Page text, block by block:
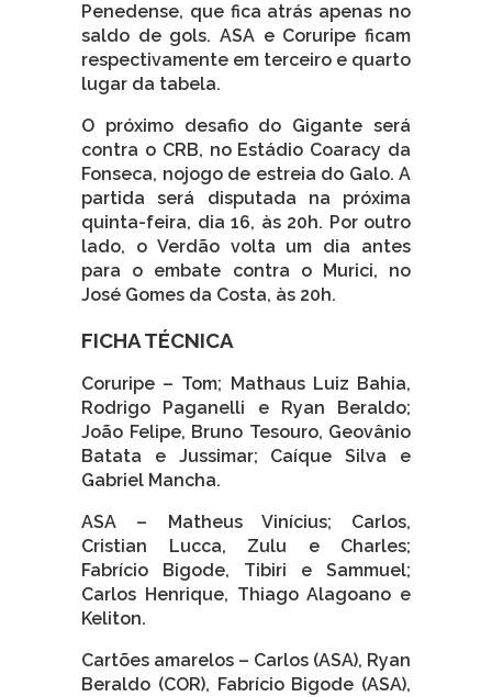
Penedense, que fica atrás apenas no
saldo de gols. ASA e Coruripe ficam
respectivamente em terceiro e quarto
lugar da tabela.
O próximo desafio do Gigante será
contra o CRB, no Estádio Coaracy da
Fonseca, nojogo de estreia do Galo. A
partida será disputada na próxima
quinta-feira, dia 16, às 20h. Por outro
lado, o Verdão volta um dia antes
para o embate contra o Murici, no
José Gomes da Costa, às 20h.
FICHA TÉCNICA
Coruripe – Tom; Mathaus Luiz Bahia,
Rodrigo Paganelli e Ryan Beraldo;
João Felipe, Bruno Tesouro, Geovânio
Batata e Jussimar; Caíque Silva e
Gabriel Mancha.
ASA – Matheus Vinícius; Carlos,
Cristian Lucca, Zulu e Charles;
Fabrício Bigode, Tibiri e Sammuel;
Carlos Henrique, Thiago Alagoano e
Keliton.
Cartões amarelos – Carlos (ASA), Ryan
Beraldo (COR), Fabrício Bigode (ASA),